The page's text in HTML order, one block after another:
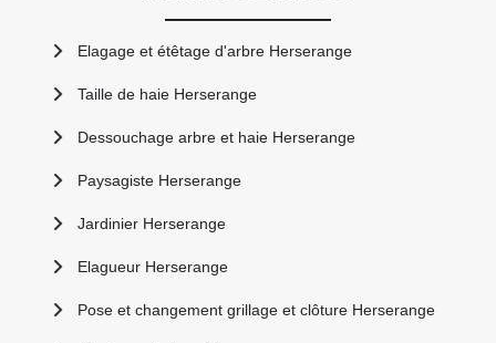
Elagage et étêtage d'arbre Herserange
Taille de haie Herserange
Dessouchage arbre et haie Herserange
Paysagiste Herserange
Jardinier Herserange
Elagueur Herserange
Pose et changement grillage et clôture Herserange